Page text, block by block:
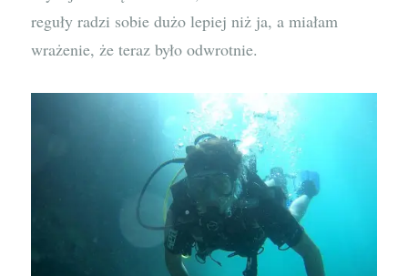
reguły radzi sobie dużo lepiej niż ja, a miałam
wrażenie, że teraz było odwrotnie.